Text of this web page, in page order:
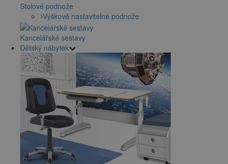
Stolové podnože
Výškově nastavitelné podnože
Kancelářské sestavy
Dětský nábytek